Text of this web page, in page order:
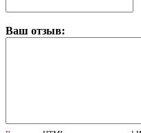
Ваш отзыв: